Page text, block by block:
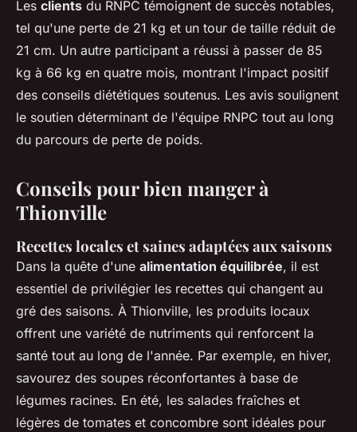
Les clients du RNPC témoignent de succès notables,
tel qu'une perte de 21 kg et un tour de taille réduit de
21 cm. Un autre participant a réussi à passer de 85
kg à 66 kg en quatre mois, montrant l'impact positif
des conseils diététiques soutenus. Les avis soulignent
le soutien déterminant de l'équipe RNPC tout au long
du parcours de perte de poids.
Conseils pour bien manger à
Thionville
Recettes locales et saines adaptées aux saisons
Dans la quête d'une alimentation équilibrée, il est
essentiel de privilégier les recettes qui changent au
gré des saisons. À Thionville, les produits locaux
offrent une variété de nutriments qui renforcent la
santé tout au long de l'année. Par exemple, en hiver,
savourez des soupes réconfortantes à base de
légumes racines. En été, les salades fraîches et
légères de tomates et concombre sont idéales pour